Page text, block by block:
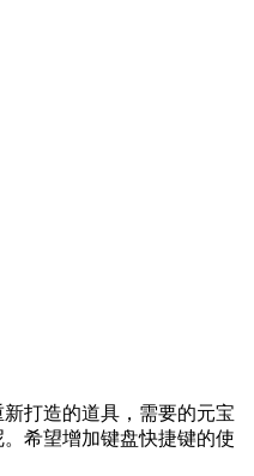
打造的道具，需要的元宝
希望增加键盘快捷键的使